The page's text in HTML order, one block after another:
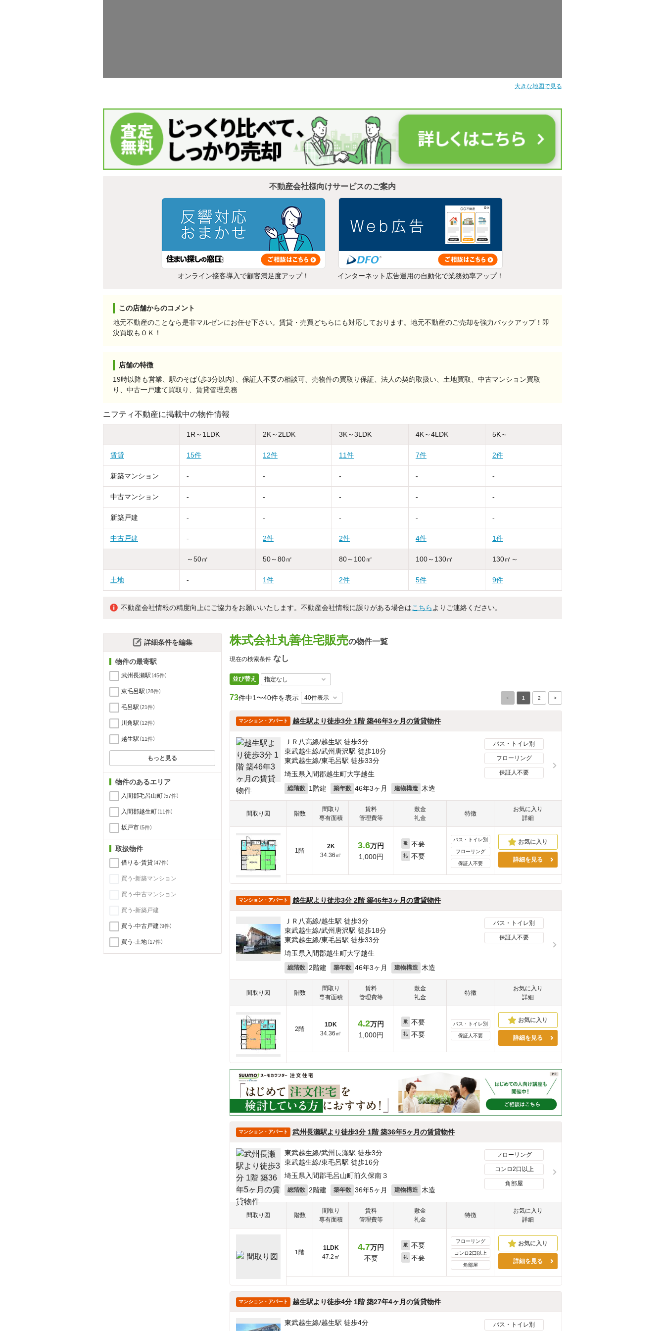
大きな地図で見る
不動産会社様向けサービスのご案内
オンライン接客導入で顧客満足度アップ！ インターネット広告運用の自動化で業務効率アップ！
この店舗からのコメント
地元不動産のことなら是非マルゼンにお任せ下さい。賃貸・売買どちらにも対応しております。地元不動産のご売却を強力バックアップ！即
決買取もＯＫ！
店舗の特徴
19時以降も営業、駅のそば（歩3分以内）、保証人不要の相談可、売物件の買取り保証、法人の契約取扱い、土地買取、中古マンション買取
り、中古一戸建て買取り、賃貸管理業務
ニフティ不動産に掲載中の物件情報
1R～1LDK 2K～2LDK 3K～3LDK 4K～4LDK 5K～
賃貸 15件 12件 11件 7件 2件
新築マンション - - - - -
中古マンション - - - - -
新築戸建 - - - - -
中古戸建 - 2件 2件 4件 1件
～50㎡ 50～80㎡ 80～100㎡ 100～130㎡ 130㎡～
土地 - 1件 2件 5件 9件
不動産会社情報の精度向上にご協力をお願いいたします。不動産会社情報に誤りがある場合はこちら よりご連絡ください。
株式会社丸善住宅販売の物件一覧
現在の検索条件 なし
並び替え
73件中1〜40件を表示 < 1 2 >
マンション・アパート 越生駅より徒歩3分 1階 築46年3ヶ月の賃貸物件
ＪＲ八高線/越生駅 徒歩3分
東武越生線/武州唐沢駅 徒歩18分
東武越生線/東毛呂駅 徒歩33分
埼玉県入間郡越生町大字越生
総階数 1階建 築年数 46年3ヶ月 建物構造 木造
バス・トイレ別
フローリング
保証人不要
間取り図 階数
間取り
専有面積
賃料
管理費等
敷金
礼金
特徴
お気に入り
詳細
1階
2K
34.36㎡
3.6万円
1,000円
敷 不要
礼 不要
バス・トイレ別
フローリング
保証人不要
詳細を見る
マンション・アパート 越生駅より徒歩3分 2階 築46年3ヶ月の賃貸物件
ＪＲ八高線/越生駅 徒歩3分
東武越生線/武州唐沢駅 徒歩18分
東武越生線/東毛呂駅 徒歩33分
埼玉県入間郡越生町大字越生
総階数 2階建 築年数 46年3ヶ月 建物構造 木造
バス・トイレ別
保証人不要
間取り図 階数
間取り
専有面積
賃料
管理費等
敷金
礼金
特徴
お気に入り
詳細
2階
1DK
34.36㎡
4.2万円
1,000円
敷 不要
礼 不要
バス・トイレ別
保証人不要 詳細を見る
マンション・アパート 武州長瀬駅より徒歩3分 1階 築36年5ヶ月の賃貸物件
東武越生線/武州長瀬駅 徒歩3分
東武越生線/東毛呂駅 徒歩16分
埼玉県入間郡毛呂山町前久保南３
総階数 2階建 築年数 36年5ヶ月 建物構造 木造
フローリング
コンロ2口以上
角部屋
間取り図 階数
間取り
専有面積
賃料
管理費等
敷金
礼金
特徴
お気に入り
詳細
1階
1LDK
47.2㎡
4.7万円
不要
敷 不要
礼 不要
フローリング
コンロ2口以上
角部屋
詳細を見る
マンション・アパート 越生駅より徒歩4分 1階 築27年4ヶ月の賃貸物件
東武越生線/越生駅 徒歩4分 バス・トイレ別
詳細条件を編集
物件の最寄駅
武州長瀬駅 （45件）
東毛呂駅 （28件）
毛呂駅 （21件）
川角駅 （12件）
越生駅 （11件）
もっと見る
物件のあるエリア
入間郡毛呂山町（57件）
入間郡越生町（11件）
坂戸市（5件）
取扱物件
借りる-賃貸（47件）
買う-新築マンション
買う-中古マンション
買う-新築戸建
買う-中古戸建（9件）
買う-土地（17件）